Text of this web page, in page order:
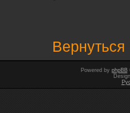
Powered by phpBB